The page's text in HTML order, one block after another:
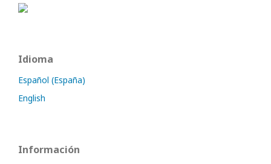
Idioma
Español (España)
English
Información